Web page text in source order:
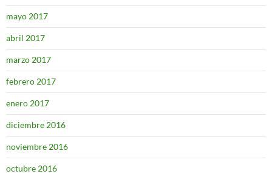
mayo 2017
abril 2017
marzo 2017
febrero 2017
enero 2017
diciembre 2016
noviembre 2016
octubre 2016